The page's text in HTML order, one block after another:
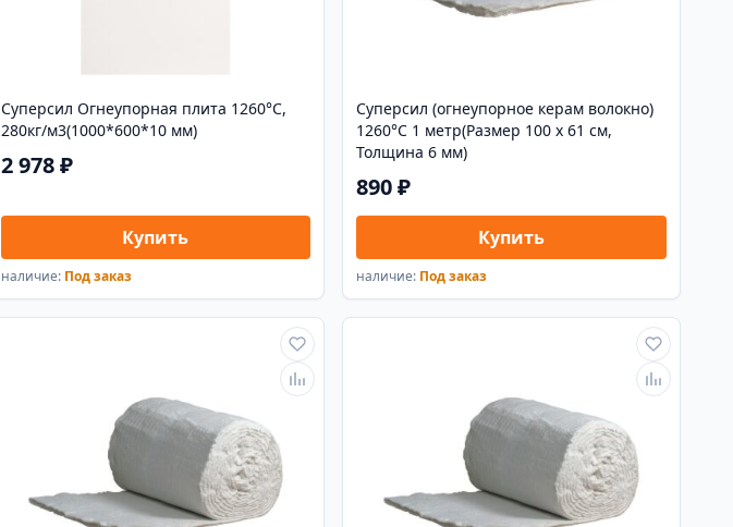
Суперсил Огнеупорная плита 1260°С,
280кг/м3(1000*600*10 мм)
2 978 ₽
Купить
наличие: Под заказ
Суперсил (огнеупорное керам волокно)
1260°С 1 метр(Размер 100 х 61 см,
Толщина 6 мм)
890 ₽
Купить
наличие: Под заказ